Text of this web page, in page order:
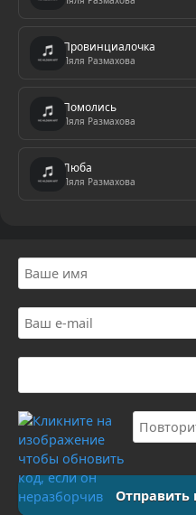
Провинциалочка
Ляля Размахова
Помолись
Ляля Размахова
Люба
Ляля Размахова